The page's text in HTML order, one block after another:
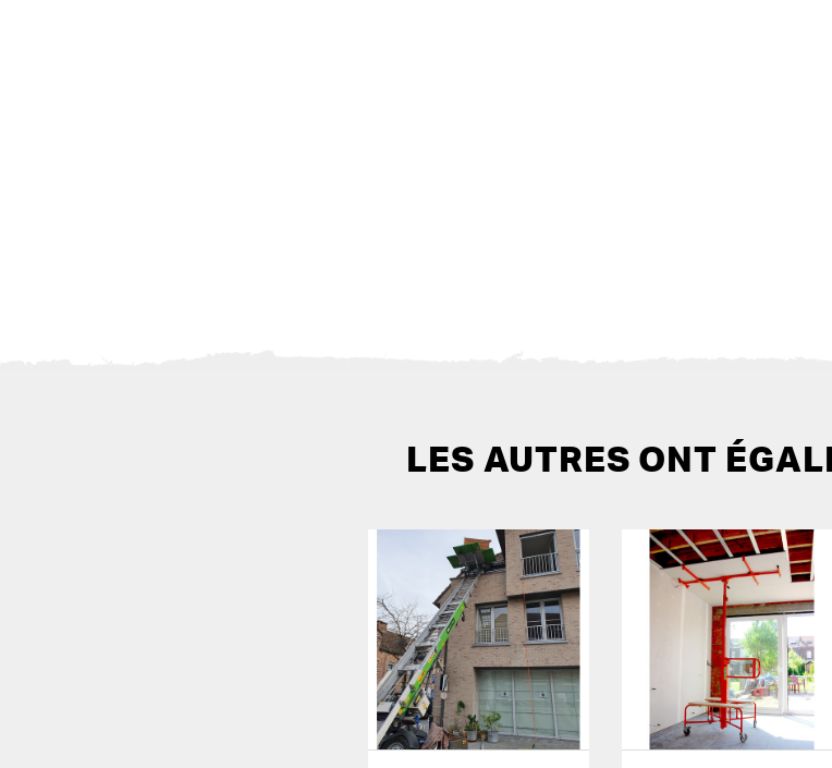
LES AUTRES ONT